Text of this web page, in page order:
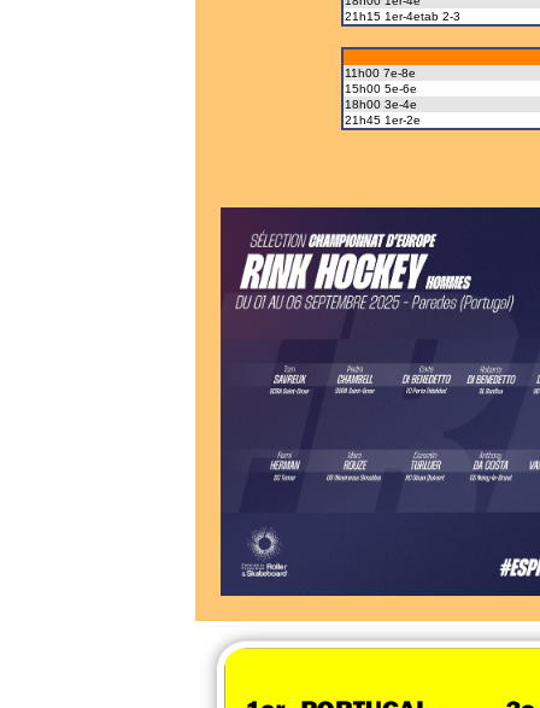
21h15 1er-4etab 2-3
11h00 7e-8e
15h00 5e-6e
18h00 3e-4e
21h45 1er-2e